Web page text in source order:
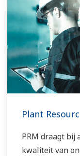
Plant
PRM draagt bij
kwaliteit van